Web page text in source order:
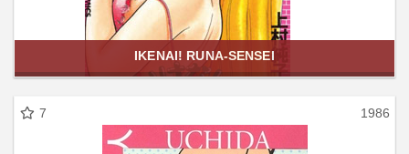
IKENAI! RUNA-SENSEI
7 1986